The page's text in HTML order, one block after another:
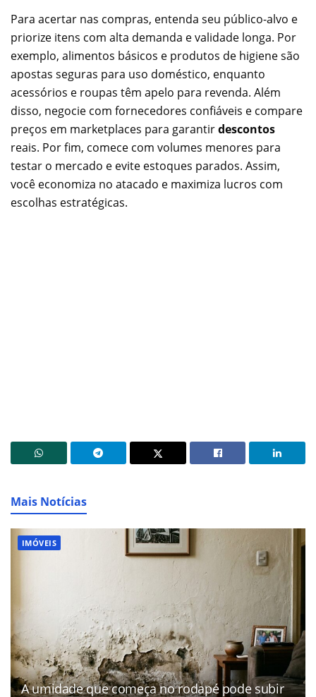
Para acertar nas compras, entenda seu público-alvo e
priorize itens com alta demanda e validade longa. Por
exemplo, alimentos básicos e produtos de higiene são
apostas seguras para uso doméstico, enquanto
acessórios e roupas têm apelo para revenda. Além
disso, negocie com fornecedores confiáveis e compare
preços em marketplaces para garantirdescontos
reais. Por fim, comece com volumes menores para
testar o mercado e evite estoques parados. Assim,
você economiza no atacado e maximiza lucros com
escolhas estratégicas.
Mais Notícias
IMÓVEIS
A umidade que começa no rodapé pode subir